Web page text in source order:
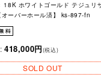
18K ホワイトゴールド テジュリ
オーバーホール済】 ks-897-fn
418,000円(税込)
SOLD OUT